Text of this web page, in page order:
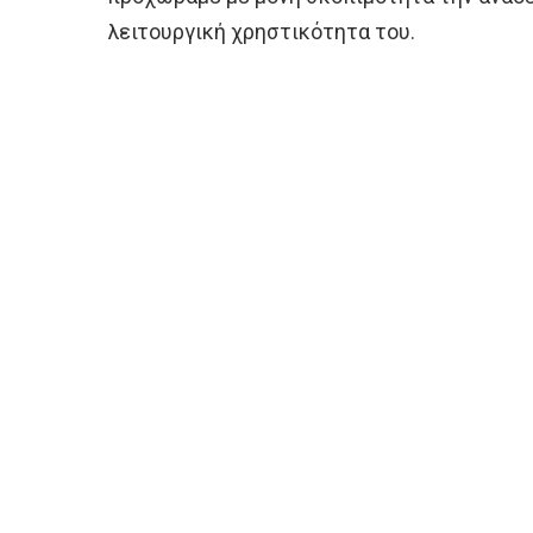
λειτουργική χρηστικότητα του.